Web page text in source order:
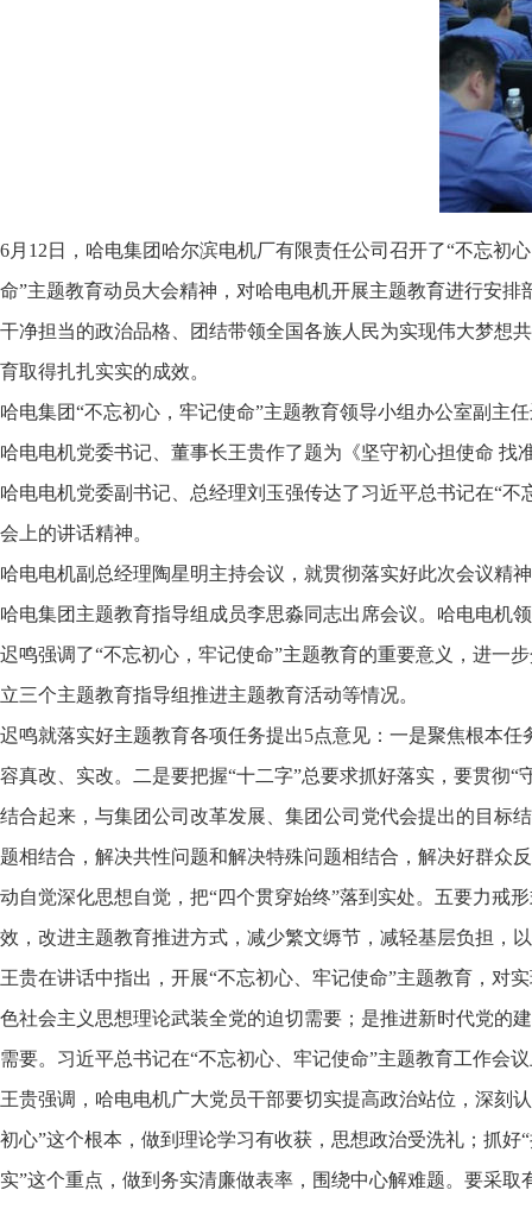
6月12日，哈电集团哈尔滨电机厂有限责任公司召开了“不忘初
命”主题教育动员大会精神，对哈电电机开展主题教育进行安
干净担当的政治品格、团结带领全国各族人民为实现伟大梦想
育取得扎扎实实的成效。
哈电集团“不忘初心，牢记使命”主题教育领导小组办公室副主
哈电电机党委书记、董事长王贵作了题为《坚守初心担使命
哈电电机党委副书记、总经理刘玉强传达了习近平总书记在“
会上的讲话精神。
哈电电机副总经理陶星明主持会议，就贯彻落实好此次会议精
哈电集团主题教育指导组成员李思淼同志出席会议。哈电电机
迟鸣强调了“不忘初心，牢记使命”主题教育的重要意义，进一
立三个主题教育指导组推进主题教育活动等情况。
迟鸣就落实好主题教育各项任务提出5点意见：一是聚焦根本
容真改、实改。二是要把握“十二字”总要求抓好落实，要贯彻
结合起来，与集团公司改革发展、集团公司党代会提出的目标
题相结合，解决共性问题和解决特殊问题相结合，解决好群众
动自觉深化思想自觉，把“四个贯穿始终”落到实处。五要力戒
效，改进主题教育推进方式，减少繁文缛节，减轻基层负担，
王贵在讲话中指出，开展“不忘初心、牢记使命”主题教育，对
色社会主义思想理论武装全党的迫切需要；是推进新时代党的
需要。习近平总书记在“不忘初心、牢记使命”主题教育工作会
王贵强调，哈电电机广大党员干部要切实提高政治站位，深刻
初心”这个根本，做到理论学习有收获，思想政治受洗礼；抓
实”这个重点，做到务实清廉做表率，围绕中心解难题。要采